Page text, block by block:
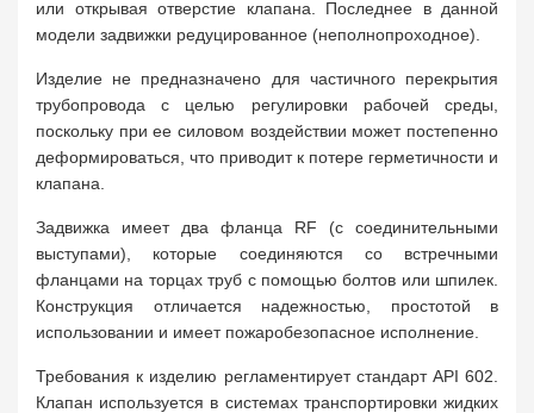
или открывая отверстие клапана. Последнее в данной
модели задвижки редуцированное (неполнопроходное).
Изделие не предназначено для частичного перекрытия
трубопровода с целью регулировки рабочей среды,
поскольку при ее силовом воздействии может постепенно
деформироваться, что приводит к потере герметичности и
клапана.
Задвижка имеет два фланца RF (с соединительными
выступами), которые соединяются со встречными
фланцами на торцах труб с помощью болтов или шпилек.
Конструкция отличается надежностью, простотой в
использовании и имеет пожаробезопасное исполнение.
Требования к изделию регламентирует стандарт API 602.
Клапан используется в системах транспортировки жидких